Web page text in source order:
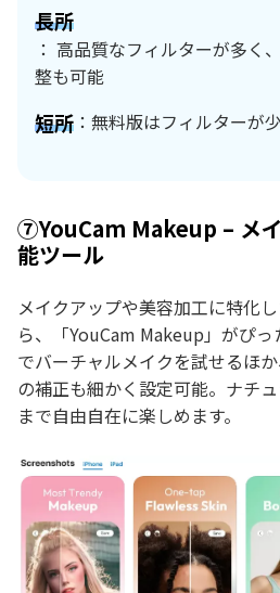
長所
： 高品質なフィルターが多く
整も可能
短所 ：無料版はフィルターが
⑦YouCam Makeup – メ
能ツール
メイクアップや美容加工に特化
ら、「YouCam Makeup」がぴ
でバーチャルメイクを試せるほ
の補正も細かく設定可能。ナチ
まで自由自在に楽しめます。